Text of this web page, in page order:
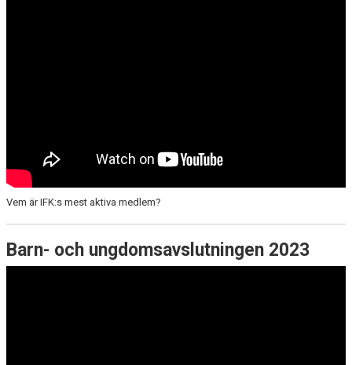
Vem är IFK:s mest aktiva medlem?
Barn- och ungdomsavslutningen 2023